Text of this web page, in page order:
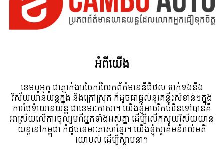
អំពី​យើង
ខេមបូអូតូ ជាភ្នាក់ងារចែករំលែកព័ត៍មានឌីជីថល ទាក់ទងនឹង
វិស័យយានយន្តក្នុង និងក្រៅស្រុក ក៏ដូចជាផ្តល់នូវគន្លឹះសំខាន់ៗក្នុង
ការថែទំាយានយន្ត ជាខេមរៈភាសា។ យើងខ្ញុំអាចរីកចំរើនទៅបានគឺ
អាស្រ័យលើការចូលរួមពីអ្នកទាំងអស់គ្នា ដើម្បីលើកស្ទួយវិស័យយាន
យន្តនៅកម្ពុជា ក៏ដូចខេមរៈភាសាខ្មែរ។ យើងខ្ញុំស្វាគមន៌រាល់មតិ
យោបល់ ដើម្បីស្ថាបនា។